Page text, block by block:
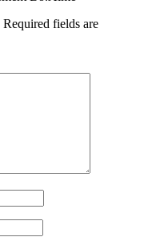
Required fields are